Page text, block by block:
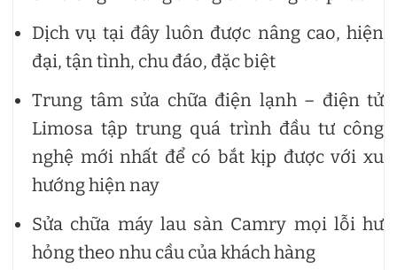
Dịch vụ tại đây luôn được nâng cao, hiện
đại, tận tình, chu đáo, đặc biệt
Trung tâm sửa chữa điện lạnh – điện tử
Limosa tập trung quá trình đầu tư công
nghệ mới nhất để có bắt kịp được với xu
hướng hiện nay
Sửa chữa máy lau sàn Camry mọi lỗi hư
hỏng theo nhu cầu của khách hàng